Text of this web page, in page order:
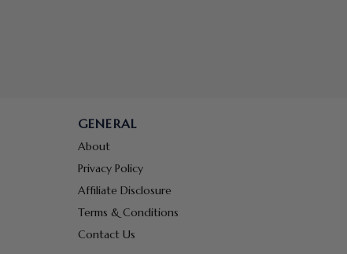
GENERAL
About
Privacy Policy
Affiliate Disclosure
Terms & Conditions
Contact Us